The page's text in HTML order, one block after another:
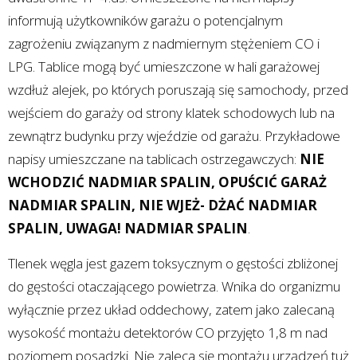
informują użytkowników garażu o potencjalnym
zagrożeniu związanym z nadmiernym stężeniem CO i
LPG. Tablice mogą być umieszczone w hali garażowej
wzdłuż alejek, po których poruszają się samochody, przed
wejściem do garaży od strony klatek schodowych lub na
zewnątrz budynku przy wjeździe od garażu. Przykładowe
napisy umieszczane na tablicach ostrzegawczych: NIE
WCHODZIĆ NADMIAR SPALIN, OPUŚCIĆ GARAŻ
NADMIAR SPALIN, NIE WJEŻ- DŻAĆ NADMIAR
SPALIN, UWAGA! NADMIAR SPALIN
Tlenek węgla jest gazem toksycznym o gęstości zbliżonej
do gęstości otaczającego powietrza. Wnika do organizmu
wyłącznie przez układ oddechowy, zatem jako zalecaną
wysokość montażu detektorów CO przyjęto 1,8 m nad
poziomem posadzki. Nie zaleca się montażu urządzeń tuż